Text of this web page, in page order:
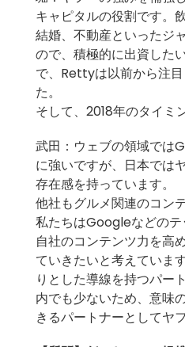
キャピタルの役割です。
結婚、不動産といったジ
ので、積極的に出資した
で、Rettyは以前から注
た。
そして、2018年のタイミ
武田：ウェブの領域では
に強いですが、日本では
存在感を持っています。
他社もグルメ関連のコン
私たちはGoogleなどの
自社のコンテンツ力を高
ていきたいと考えていま
りとした導線を持つパー
内でも少ないため、意味
きるパートナーとしてヤ